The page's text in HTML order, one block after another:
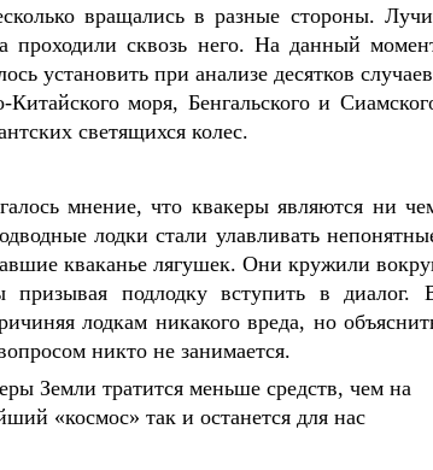
вращались в разные стороны.
проходили сквозь него. На данный
установить при анализе десятков
моря, Бенгальского и
светящихся колес.
мнение, что квакеры являются ни
лодки стали улавливать
кваканье лягушек. Они кружили
призывая подлодку вступить в диалог.
лодкам никакого вреда, но
никто не занимается.
Земли тратится меньше средств, чем на
«космос» так и останется для нас